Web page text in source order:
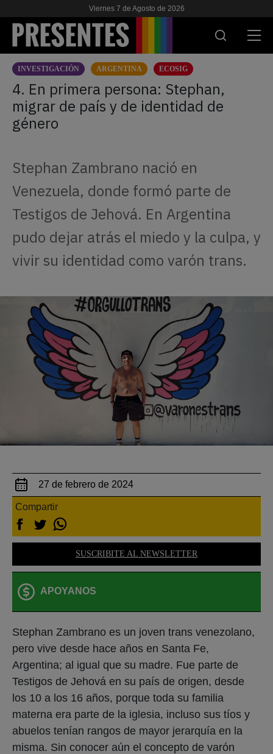
Viernes 7 de Agosto de 2026
ACTUALIDAD
INVESTIGACIONES
VIH & SIDA
ESCUELA
NOSOTRES
INVESTIGACIÓN ARGENTINA ECOSIG
4. En primera persona: Stephan,
migrar de país y de identidad de
género
Stephan Zambrano nació en
Venezuela, donde formó parte de
Testigos de Jehová. En Argentina
pudo dejar atrás el miedo y la culpa, y
vivir su identidad como varón trans.
27 de febrero de 2024
Compartir
SUSCRIBITE AL NEWSLETTER
APOYANOS
Stephan Zambrano es un joven trans venezolano,
pero vive desde hace años en Santa Fe,
Argentina; al igual que su madre. Fue parte de
Testigos de Jehová en su país de origen, desde
los 10 a los 16 años, porque toda su familia
materna era parte de la iglesia, incluso sus tíos y
abuelos tenían rangos de mayor jerarquía en la
misma. Sin conocer aún el concepto de varón